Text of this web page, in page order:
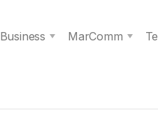
Business MarComm